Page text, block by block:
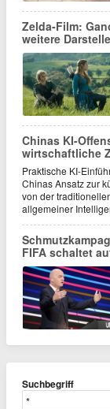
Zelda-Film:
weitere
Chinas KI-
wirtschaftliche
Praktische KI-
Chinas Ansatz zur
von der
allgemeiner
FIFA schaltet
Suchbegriff